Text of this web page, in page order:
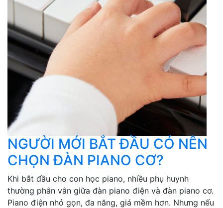
NGƯỜI MỚI BẮT ĐẦU CÓ NÊN
CHỌN ĐÀN PIANO CƠ?
Khi bắt đầu cho con học piano, nhiều phụ huynh
thường phân vân giữa đàn piano điện và đàn piano cơ.
Piano điện nhỏ gọn, đa năng, giá mềm hơn. Nhưng nếu